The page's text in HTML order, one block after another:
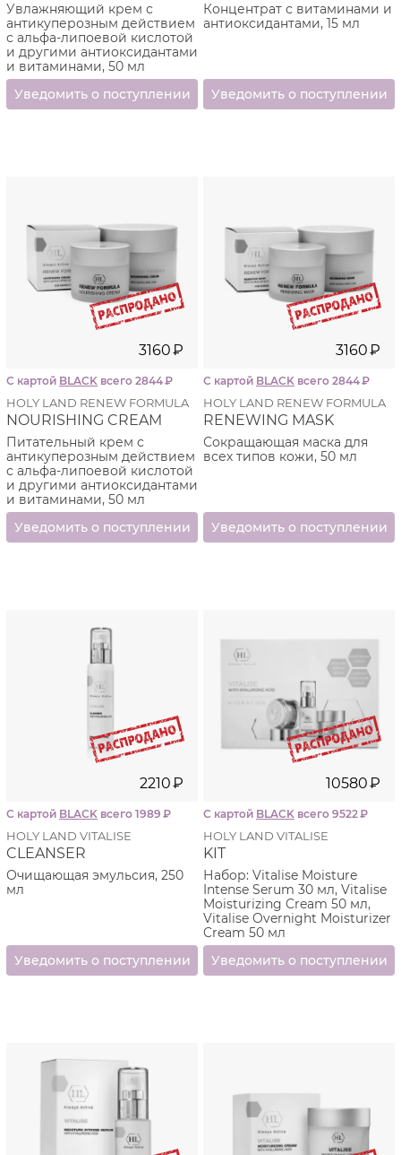
Увлажняющий крем с
антикуперозным действием
с альфа-липоевой кислотой
и другими антиоксидантами
и витаминами, 50 мл
Концентрат с витаминами и
антиоксидантами, 15 мл
3160₽
С картой BLACK всего 2844₽
HOLY LAND RENEW FORMULA
NOURISHING CREAM
Питательный крем с
антикуперозным действием
с альфа-липоевой кислотой
и другими антиоксидантами
и витаминами, 50 мл
3160₽
С картой BLACK всего 2844₽
HOLY LAND RENEW FORMULA
RENEWING MASK
Сокращающая маска для
всех типов кожи, 50 мл
2210₽
С картой BLACK всего 1989 ₽
HOLY LAND VITALISE
CLEANSER
Очищающая эмульсия, 250
мл
10580₽
С картой BLACK всего 9522₽
HOLY LAND VITALISE
KIT
Набор: Vitalise Moisture
Intense Serum 30 мл, Vitalise
Moisturizing Cream 50 мл,
Vitalise Overnight Moisturizer
Cream 50 мл